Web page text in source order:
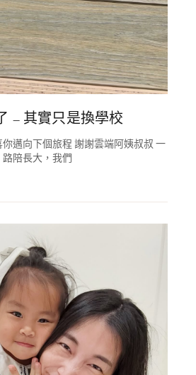
– 其實只是換學校
邁向下個旅程 謝謝雲端阿姨叔叔 一
路陪長大，我們